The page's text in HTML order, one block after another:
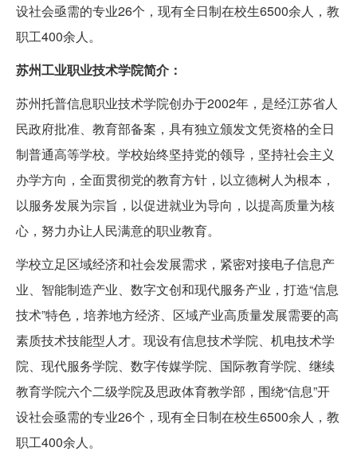
设社会亟需的专业26个，现有全日制在校生6500余人，教
职工400余人。
苏州工业职业技术学院简介：
苏州托普信息职业技术学院创办于2002年，是经江苏省人
民政府批准、教育部备案，具有独立颁发文凭资格的全日
制普通高等学校。学校始终坚持党的领导，坚持社会主义
办学方向，全面贯彻党的教育方针，以立德树人为根本，
以服务发展为宗旨，以促进就业为导向，以提高质量为核
心，努力办让人民满意的职业教育。
学校立足区域经济和社会发展需求，紧密对接电子信息产
业、智能制造产业、数字文创和现代服务产业，打造“信息
技术”特色，培养地方经济、区域产业高质量发展需要的高
素质技术技能型人才。现设有信息技术学院、机电技术学
院、现代服务学院、数字传媒学院、国际教育学院、继续
教育学院六个二级学院及思政体育教学部，围绕“信息”开
设社会亟需的专业26个，现有全日制在校生6500余人，教
职工400余人。